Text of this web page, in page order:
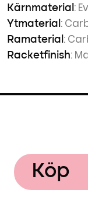
Kärnmaterial :
Ytmaterial :
Ramaterial :
Racketfinish:
Köp